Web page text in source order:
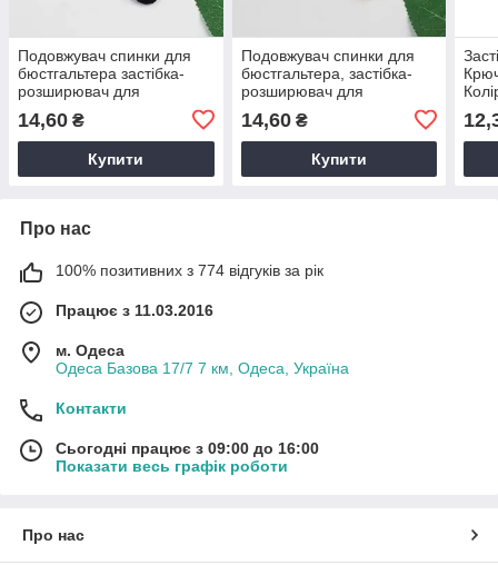
Подовжувач спинки для
бюстгальтера застібка-
розширювач для
ряди чорний 5.5 *9.5 см
14,60 ₴
Купити
Подовжувач спинки для
бюстгальтера, застібка-
розширювач для
ряди, колір бежевий 5.5
*9.5 см
14,60₴
Купити
Про нас
100% позитивних з 774 відгуків за рік
Працює з 11.03.2016
м. Одеса
Одеса Базова 17/7 7 км, Одеса, Україна
Контакти
Сьогодні працює з 09:00 до 16:00
Показати весь графік роботи
Про нас